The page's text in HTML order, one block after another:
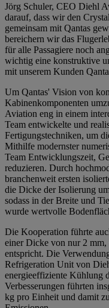
Jörg Schuler, CEO Diehl
darauf, dass wir den
gemeinsam mit Qantas
bereichern wir das
für alle Passagiere noch
wichtig eine konstruktive
mit unserem Kunden
Um Qantas' Vision von
Kabinenkomponenten
Aviation eng in einem
Team entwickelte und
Fertigungstechniken, um
Mithilfe modernster
Team Entwicklungszeit,
reduzieren. Durch
branchenweit ersten
die Dicke der Isolierung
sodass in der Breite und
wurde wertvolle
Die Kooperation führte
einer Dicke von nur 2
entspricht. Die
Refrigeration Unit von
energieeffiziente Kühlung
Verbesserungen führten
kg pro Einheit und damit